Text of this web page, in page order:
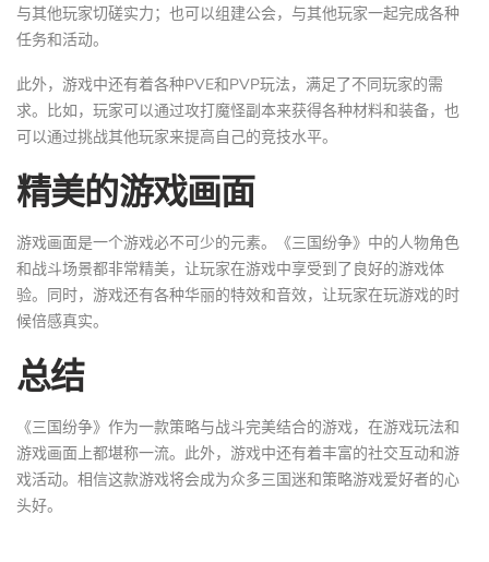
与其他玩家切磋实力；也可以组建公会，与其他玩家一起完成各种
任务和活动。
此外，游戏中还有着各种PVE和PVP玩法，满足了不同玩家的需
求。比如，玩家可以通过攻打魔怪副本来获得各种材料和装备，也
可以通过挑战其他玩家来提高自己的竞技水平。
精美的游戏画面
游戏画面是一个游戏必不可少的元素。《三国纷争》中的人物角色
和战斗场景都非常精美，让玩家在游戏中享受到了良好的游戏体
验。同时，游戏还有各种华丽的特效和音效，让玩家在玩游戏的时
候倍感真实。
总结
《三国纷争》作为一款策略与战斗完美结合的游戏，在游戏玩法和
游戏画面上都堪称一流。此外，游戏中还有着丰富的社交互动和游
戏活动。相信这款游戏将会成为众多三国迷和策略游戏爱好者的心
头好。